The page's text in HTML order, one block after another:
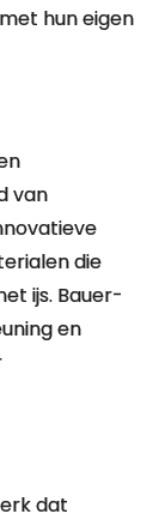
hun eigen
van
die
ijs. Bauer-
en
dat